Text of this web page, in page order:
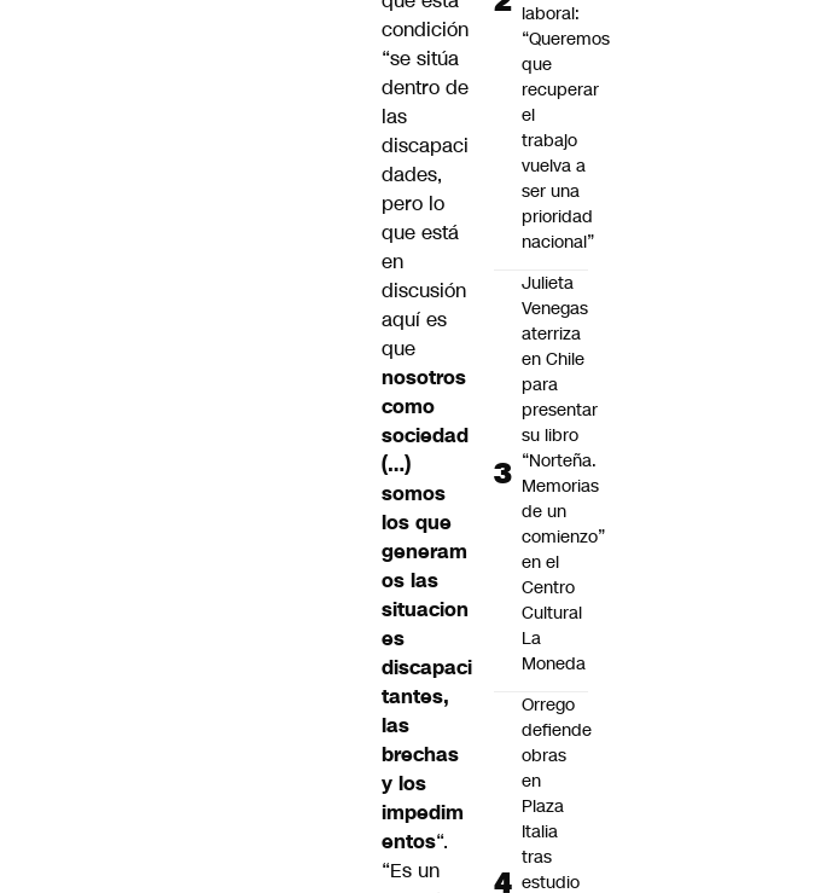
condición
“se sitúa
dentro de
las
discapaci
dades,
pero lo
que está
en
discusión
aquí es
que
nosotros
como
sociedad
(…)
somos
los que
generam
os las
situacion
es
discapaci
tantes,
las
brechas
y los
impedim
entos“.
“Es un
laboral:
“Queremos
que
recuperar
el
trabajo
vuelva a
ser una
prioridad
nacional”
Julieta
Venegas
aterriza
en Chile
para
presentar
su libro
“Norteña.
Memorias
de un
comienzo”
en el
Centro
Cultural
La
Moneda
Orrego
defiende
obras
en
Plaza
Italia
tras
estudio